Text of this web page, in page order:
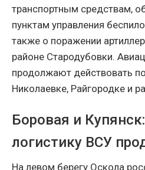
транспортным средствам,
пунктам управления
также о поражении
районе Стародубовки.
продолжают действовать
Николаевке, Райгородке и
Боровая и
логистику ВСУ
На левом берегу Оскола